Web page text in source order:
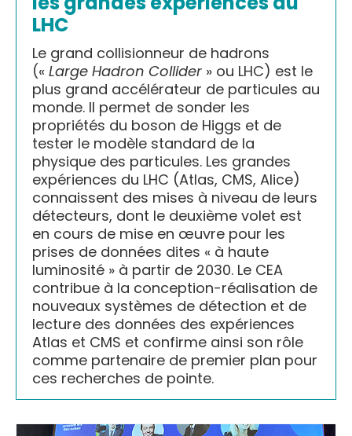
LHC
Le grand collisionneur de hadrons
(« Large Hadron Collider » ou LHC) est le
plus grand accélérateur de particules au
monde. Il permet de sonder les
propriétés du boson de Higgs et de
tester le modèle standard de la
physique des particules. Les grandes
expériences du LHC (Atlas, CMS, Alice)
connaissent des mises à niveau de leurs
détecteurs, dont le deuxième volet est
en cours de mise en œuvre pour les
prises de données dites « à haute
luminosité » à partir de 2030. Le CEA
contribue à la conception-réalisation de
nouveaux systèmes de détection et de
lecture des données des expériences
Atlas et CMS et confirme ainsi son rôle
comme partenaire de premier plan pour
ces recherches de pointe.